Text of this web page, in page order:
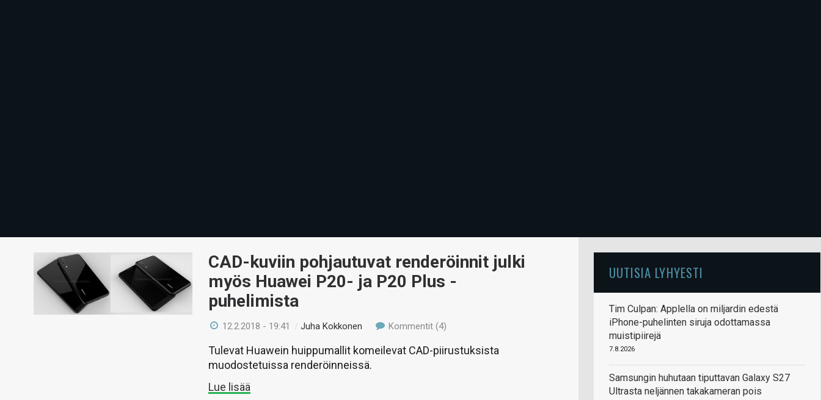
CAD-kuviin pohjautuvat renderöinnit julki
myös Huawei P20- ja P20 Plus -
puhelimista
12.2.2018 - 19:41 /Juha Kokkonen Kommentit (4)
Tulevat Huawein huippumallit komeilevat CAD-piirustuksista
muodostetuissa renderöinneissä.
Lue lisää
UUTISIA LYHYESTI
Tim Culpan: Applella on miljardin edestä
iPhone-puhelinten siruja odottamassa
muistipiirejä
7.8.2026
Samsungin huhutaan tiputtavan Galaxy S27
Ultrasta neljännen takakameran pois